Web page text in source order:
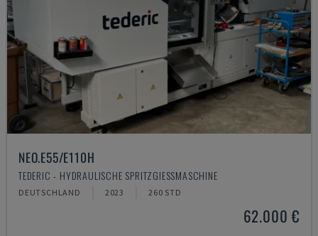
NEO.E55/E110H
TEDERIC - HYDRAULISCHE SPRITZGIESSMASCHINE
DEUTSCHLAND 2023 260 STD
62.000 €